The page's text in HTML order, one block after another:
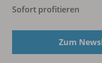
Sofort profitieren
Zum